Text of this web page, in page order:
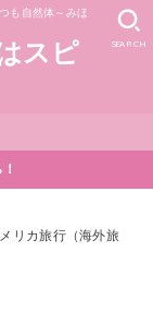
も自然体～みほ
スピ
SEARCH
リカ旅行（海外旅